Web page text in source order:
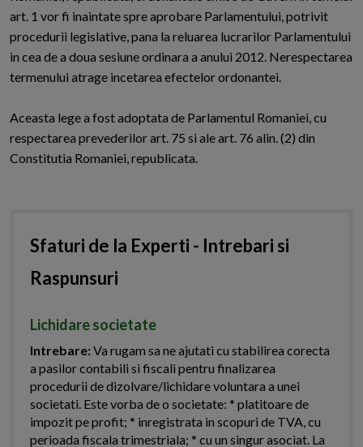
art. 1 vor fi inaintate spre aprobare Parlamentului, potrivit
procedurii legislative, pana la reluarea lucrarilor Parlamentului
in cea de a doua sesiune ordinara a anului 2012. Nerespectarea
termenului atrage incetarea efectelor ordonantei.
Aceasta lege a fost adoptata de Parlamentul Romaniei, cu
respectarea prevederilor art. 75 si ale art. 76 alin. (2) din
Constitutia Romaniei, republicata.
Sfaturi de la Experti - Intrebari si
Raspunsuri
Lichidare societate
Intrebare:Va rugam sa ne ajutati cu stabilirea corecta
a pasilor contabili si fiscali pentru finalizarea
procedurii de dizolvare/lichidare voluntara a unei
societati. Este vorba de o societate: * platitoare de
impozit pe profit; * inregistrata in scopuri de TVA, cu
perioada fiscala trimestriala; * cu un singur asociat. La